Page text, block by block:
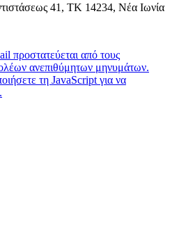
41, ΤΚ 14234, Νέα Ιωνία
προστατεύεται από τους
ανεπιθύμητων μηνυμάτων.
τη JavaScript για να